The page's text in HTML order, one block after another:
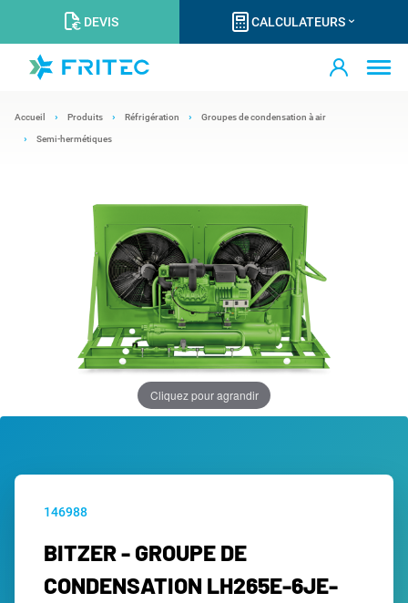
DEVIS CALCULATEURS
Accueil Produits Réfrigération Groupes de condensation à air
Semi-hermétiques
Cliquez pour agrandir
146988
BITZER - GROUPE DE
CONDENSATION LH265E-6JE-